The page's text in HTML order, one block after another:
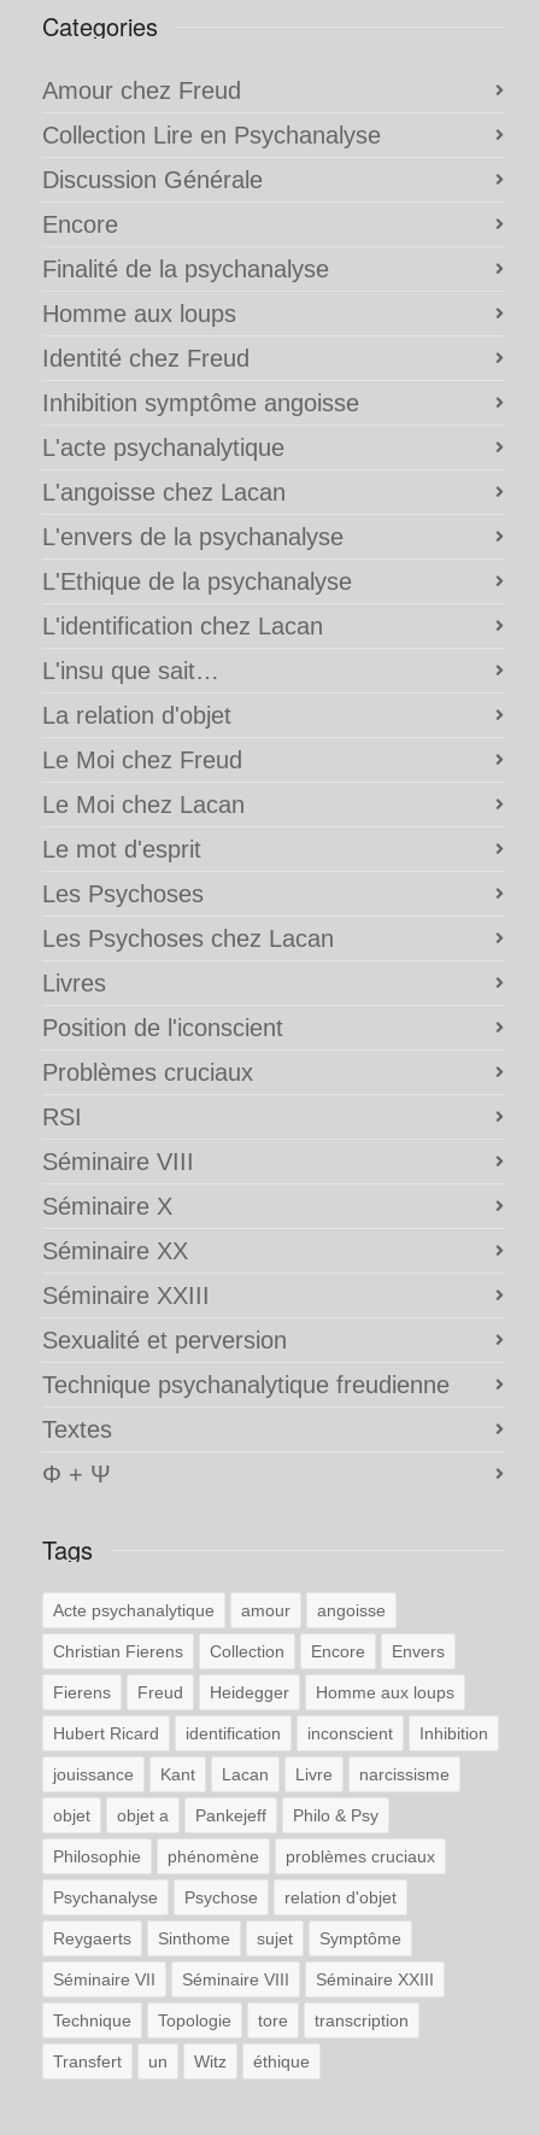
Categories
Amour chez Freud
Collection Lire en Psychanalyse
Discussion Générale
Encore
Finalité de la psychanalyse
Homme aux loups
Identité chez Freud
Inhibition symptôme angoisse
L'acte psychanalytique
L'angoisse chez Lacan
L'envers de la psychanalyse
L'Ethique de la psychanalyse
L'identification chez Lacan
L'insu que sait…
La relation d'objet
Le Moi chez Freud
Le Moi chez Lacan
Le mot d'esprit
Les Psychoses
Les Psychoses chez Lacan
Livres
Position de l'iconscient
Problèmes cruciaux
RSI
Séminaire VIII
Séminaire X
Séminaire XX
Séminaire XXIII
Sexualité et perversion
Technique psychanalytique freudienne
Textes
Φ + Ψ
Tags
Acte psychanalytique amour angoisse
Christian Fierens Collection Encore Envers
Fierens Freud Heidegger Homme aux loups
Hubert Ricard identification inconscient Inhibition
jouissance Kant Lacan Livre narcissisme
objet objet a Pankejeff Philo & Psy
Philosophie phénomène problèmes cruciaux
Psychanalyse Psychose relation d'objet
Reygaerts Sinthome sujet Symptôme
Séminaire VII Séminaire VIII Séminaire XXIII
Technique Topologie tore transcription
Transfert un Witz éthique